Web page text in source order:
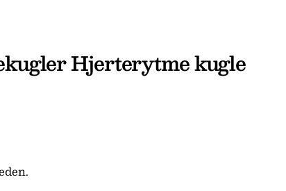
Hjerterytme kugle